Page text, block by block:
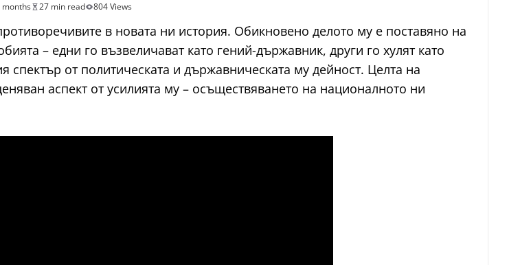
months 27 min read 804 Views
в новата ни история. Обикновено делото му е поставяно на
– едни го възвеличават като гений-държавник, други го хулят като
спектър от политическата и държавническата му дейност. Целта на
аспект от усилията му – осъществяването на националното ни